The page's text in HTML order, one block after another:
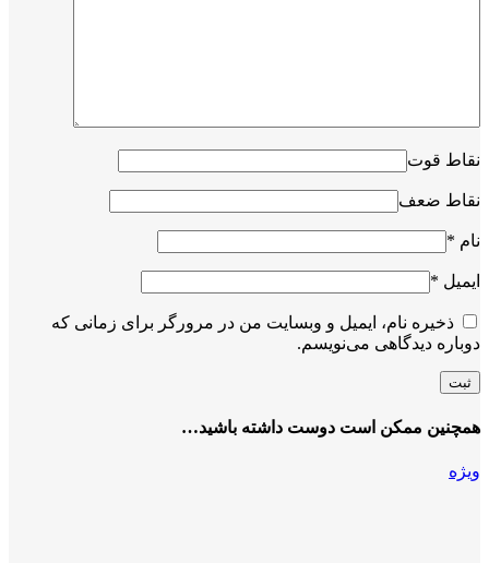
نقاط قوت
نقاط ضعف
نام *
ایمیل *
ذخیره نام، ایمیل و وبسایت من در مرورگر برای زمانی که
دوباره دیدگاهی می‌نویسم.
همچنین ممکن است دوست داشته باشید…
ویژه